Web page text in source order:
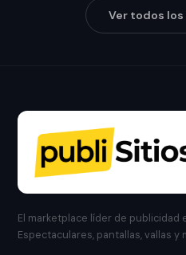
Ver todos
El marketplace líder de publicidad
Espectaculares, pantallas, vallas y